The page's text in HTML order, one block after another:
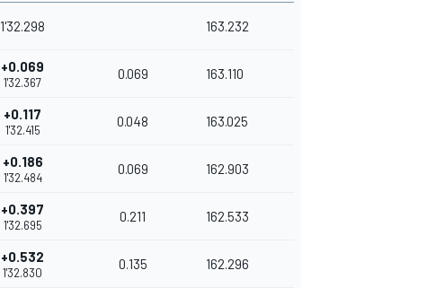
1'32.298 163.232
+0.069
1'32.367
0.069 163.110
+0.117
1'32.415
0.048 163.025
+0.186
1'32.484
0.069 162.903
+0.397
1'32.695
0.211 162.533
+0.532
1'32.830
0.135 162.296